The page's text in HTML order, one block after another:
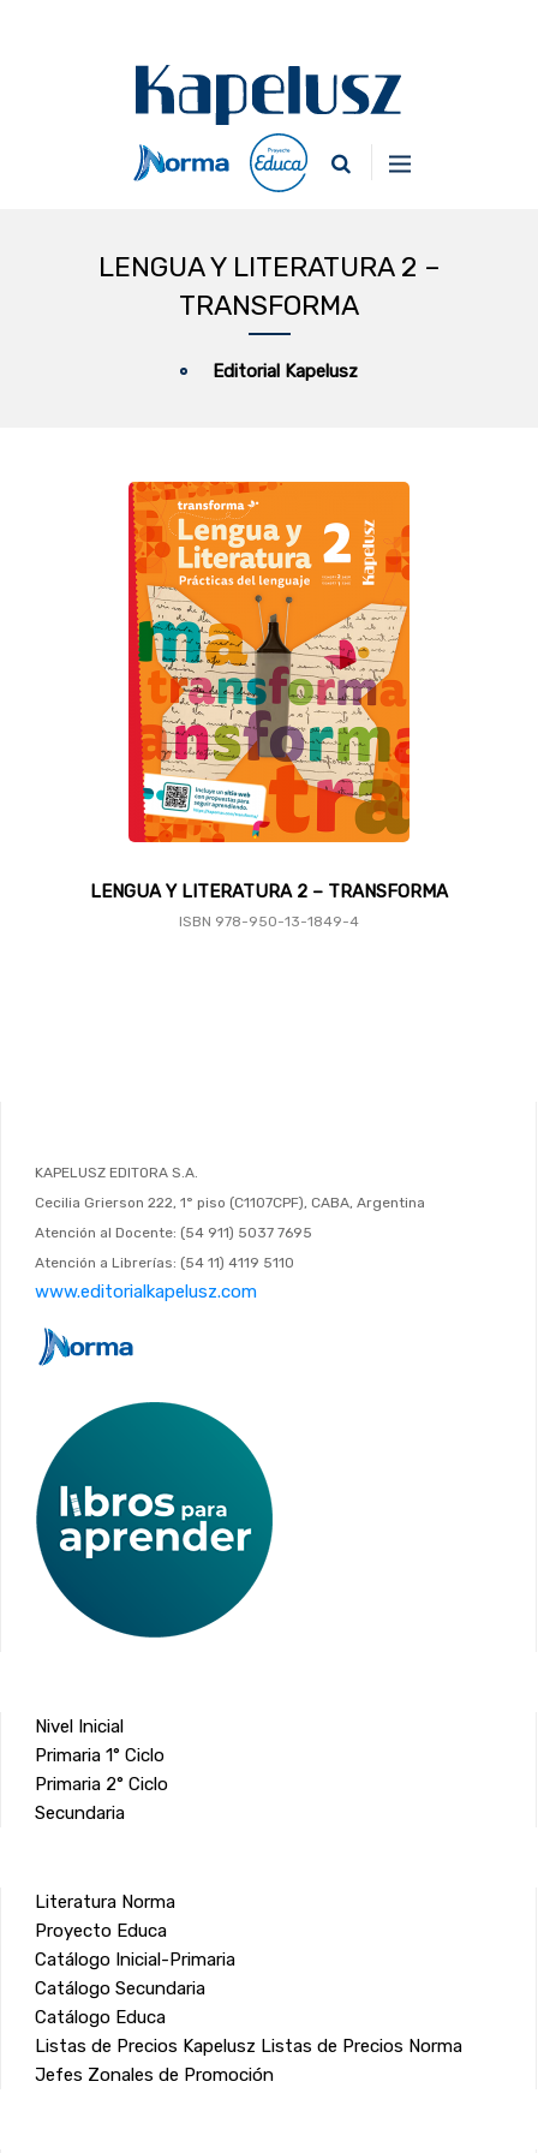
LENGUA Y LITERATURA 2 –
TRANSFORMA
Editorial Kapelusz
LENGUA Y LITERATURA 2 – TRANSFORMA
ISBN 978-950-13-1849-4
KAPELUSZ EDITORA S.A.
Cecilia Grierson 222, 1° piso (C1107CPF), CABA, Argentina
Atención al Docente: (54 911) 5037 7695
Atención a Librerías: (54 11) 4119 5110
www.editorialkapelusz.com
Nivel Inicial
Primaria 1° Ciclo
Primaria 2° Ciclo
Secundaria
Literatura Norma
Proyecto Educa
Catálogo Inicial-Primaria
Catálogo Secundaria
Catálogo Educa
Listas de Precios Kapelusz Listas de Precios Norma
Jefes Zonales de Promoción